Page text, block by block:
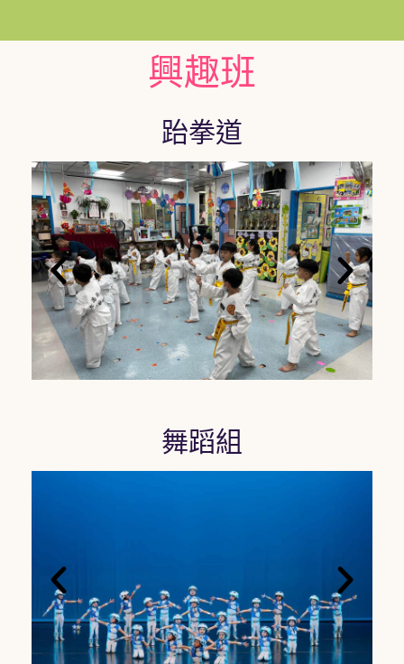
興趣班
跆拳道
舞蹈組